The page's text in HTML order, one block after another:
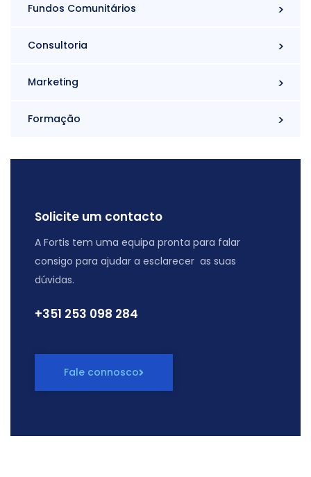
Fundos Comunitários
Consultoria
Marketing
Formação
Solicite um contacto
A Fortis tem uma equipa pronta para falar
consigo para ajudar a esclarecer as suas
dúvidas.
+351 ‭253 098 284
Fale connosco